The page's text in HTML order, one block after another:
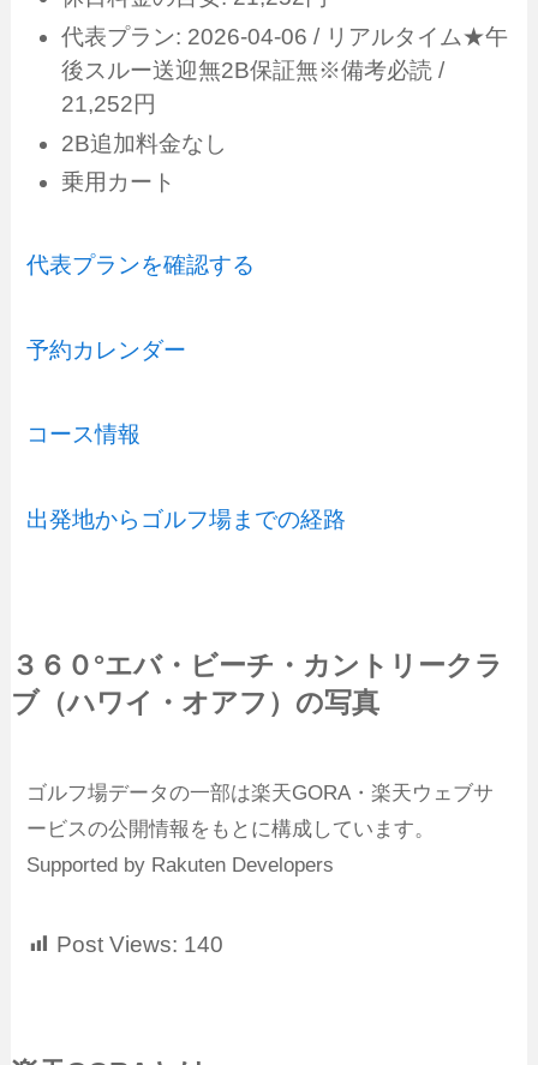
代表プラン: 2026-04-06 / リアルタイム★午
後スルー送迎無2B保証無※備考必読 /
21,252円
2B追加料金なし
乗用カート
代表プランを確認する
予約カレンダー
コース情報
出発地からゴルフ場までの経路
３６０°エバ・ビーチ・カントリークラ
ブ（ハワイ・オアフ）の写真
ゴルフ場データの一部は楽天GORA・楽天ウェブサ
ービスの公開情報をもとに構成しています。
Supported by Rakuten Developers
Post Views: 140